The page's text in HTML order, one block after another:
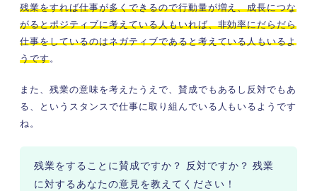
残業をすれば仕事が多くできるので行動量が増え、成長につな
がるとポジティブに考えている人もいれば、非効率にだらだら
仕事をしているのはネガティブであると考えている人もいるよ
うです。
また、残業の意味を考えたうえで、賛成でもあるし反対でもあ
る、というスタンスで仕事に取り組んでいる人もいるようです
ね。
残業をすることに賛成ですか？ 反対ですか？ 残業
に対するあなたの意見を教えてください！